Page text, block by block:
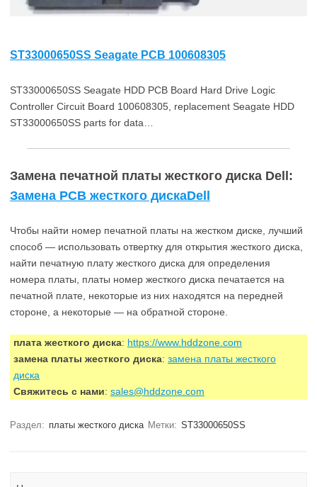
ST33000650SS Seagate PCB 100608305
ST33000650SS Seagate HDD PCB Board Hard Drive Logic
Controller Circuit Board 100608305, replacement Seagate HDD
ST33000650SS parts for data…
Замена печатной платы жесткого диска Dell:
Замена PCB жесткого дискаDell
Чтобы найти номер печатной платы на жестком диске, лучший
способ — использовать отвертку для открытия жесткого диска,
найти печатную плату жесткого диска для определения
номера платы, платы номер жесткого диска печатается на
печатной плате, некоторые из них находятся на передней
стороне, а некоторые — на обратной стороне.
плата жесткого диска: https://www.hddzone.com
замена платы жесткого диска: замена платы жесткого
диска
Свяжитесь с нами: sales@hddzone.com
Раздел: платы жесткого диска Метки: ST33000650SS